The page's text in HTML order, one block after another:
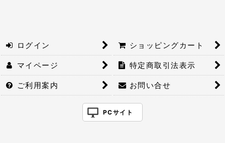
ログイン ショッピングカート
マイページ 特定商取引法表示
ご利用案内 お問い合せ
PCサイト